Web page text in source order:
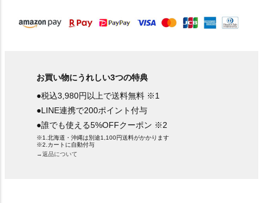
お買い物にうれしい3つの特典
●税込3,980円以上で送料無料 ※1
●LINE連携で200ポイント付与
●誰でも使える5%OFFクーポン ※2
※1.北海道・沖縄は別途1,100円送料がかかります
※2.カートに自動付与
→返品について